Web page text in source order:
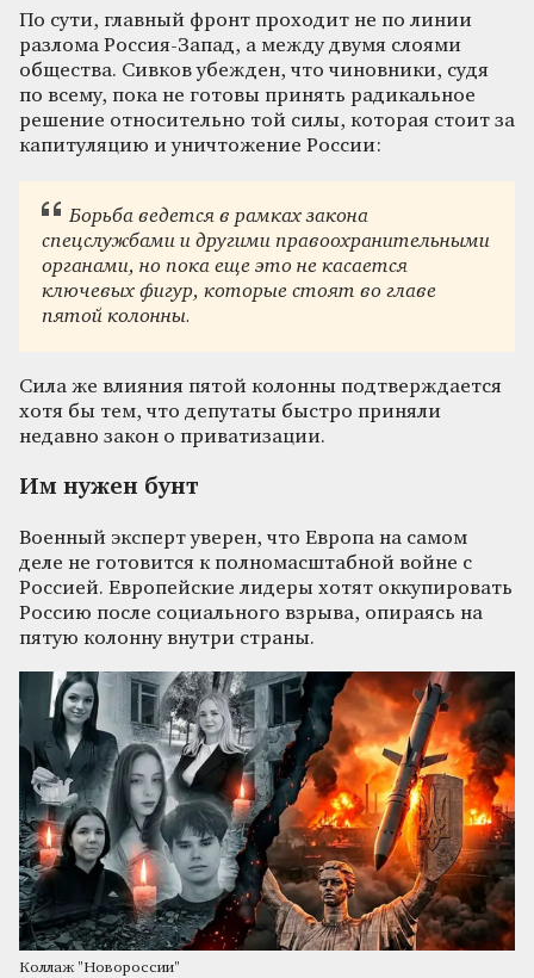
По сути, главный фронт проходит не по линии
разлома Россия-Запад, а между двумя слоями
общества. Сивков убежден, что чиновники, судя
по всему, пока не готовы принять радикальное
решение относительно той силы, которая стоит за
капитуляцию и уничтожение России:
Борьба ведется в рамках закона
спецслужбами и другими правоохранительными
органами, но пока еще это не касается
ключевых фигур, которые стоят во главе
пятой колонны.
Сила же влияния пятой колонны подтверждается
хотя бы тем, что депутаты быстро приняли
недавно закон о приватизации.
Им нужен бунт
Военный эксперт уверен, что Европа на самом
деле не готовится к полномасштабной войне с
Россией. Европейские лидеры хотят оккупировать
Россию после социального взрыва, опираясь на
пятую колонну внутри страны.
Коллаж "Новороссии"